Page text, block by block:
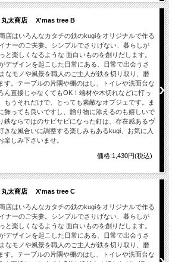
丸太商店 X'mas tree B
店はいろんなカタチの鉄のkugiをオリジナルで作る
ナーのご夫妻。シンプルでさりげない、暮らしが
と楽しくなるような 面白いものを創りだします。
デザインを起こした日常にある、日常で出会うさ
なモノや風景を職人のご主人が鉄を切り取り、磨
す。テーブルの片隅や棚のはし、トイレや洗面台な
ん直接じゃなくてもOK！端材や木切れなどに打っ
もうそれだけで、とっても素敵なオブジェです。ま
飾っても良いですし、贈り物に添えるのも嬉しいで
鉄ならではのサビサビになった釘は、存在感あるヴ
きな風合いに調整する楽しみもあるkugi、お気に入
楽しみ下さいませ。
価格:1,430円(税込)
丸太商店 X'mas tree C
店はいろんなカタチの鉄のkugiをオリジナルで作る
ナーのご夫妻。シンプルでさりげない、暮らしが
と楽しくなるような 面白いものを創りだします。
デザインを起こした日常にある、日常で出会うさ
なモノや風景を職人のご主人が鉄を切り取り、磨
す。テーブルの片隅や棚のはし、トイレや洗面台な